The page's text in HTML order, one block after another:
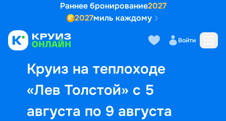
Раннее бронирование2027
2027миль каждому
Войти
Круиз на теплоходе
«Лев Толстой» с 5
августа по 9 августа
Выбор кают Маршрут и